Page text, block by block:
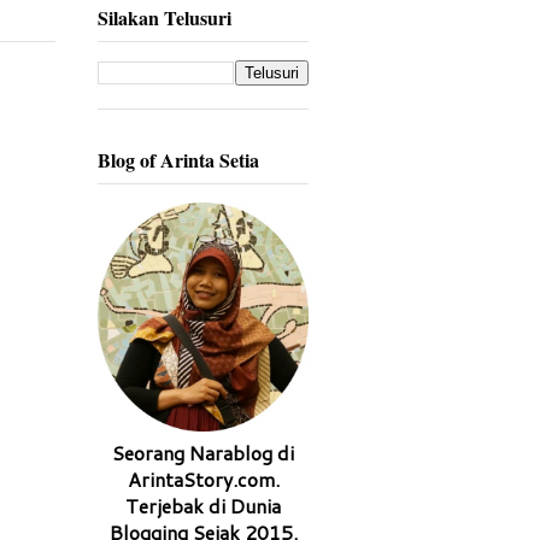
Silakan Telusuri
Blog of Arinta Setia
Seorang Narablog di
ArintaStory.com.
Terjebak di Dunia
Blogging Sejak 2015.